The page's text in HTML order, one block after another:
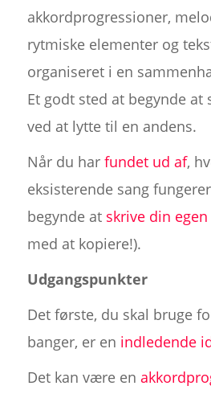
akkordprogressioner,
rytmiske elementer og
organiseret i en
Et godt sted at begynde at
ved at lytte til en andens.
Når du har fundet ud af,
eksisterende sang
begynde at skrive din egen
med at kopiere!).
Udgangspunkter
Det første, du skal bruge
banger, er en indledende
Det kan være en